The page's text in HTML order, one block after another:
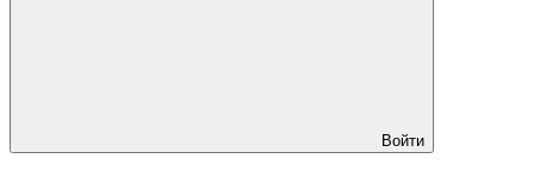
Войти